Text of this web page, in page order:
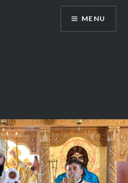
MENU